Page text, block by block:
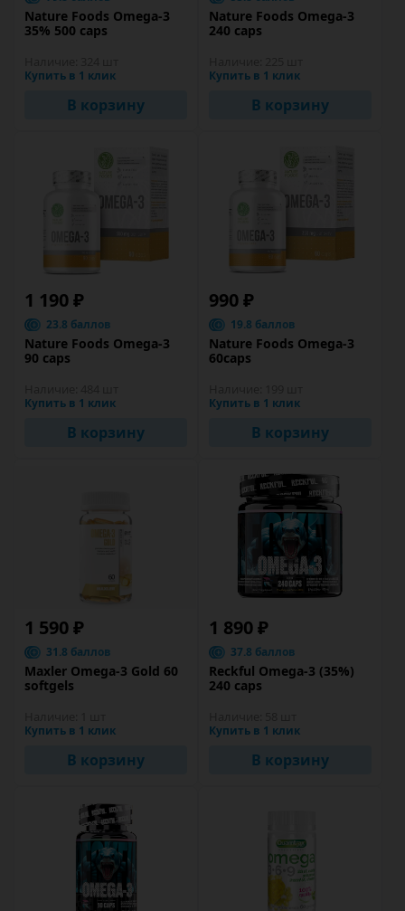
Nature Foods Omega-3
35% 500 caps
Купить в 1 клик
В корзину
Nature Foods Omega-3
240 caps
Купить в 1 клик
В корзину
1 190 ₽
23.8 баллов
Nature Foods Omega-3
90 caps
Купить в 1 клик
В корзину
990 ₽
19.8 баллов
Nature Foods Omega-3
60caps
Купить в 1 клик
В корзину
1 590 ₽
31.8 баллов
Maxler Omega-3 Gold 60
softgels
Купить в 1 клик
В корзину
1 890 ₽
37.8 баллов
Reckful Omega-3 (35%)
240 caps
Купить в 1 клик
В корзину